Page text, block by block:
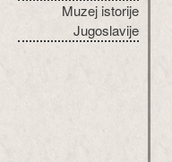
Muzej istorije
Jugoslavije